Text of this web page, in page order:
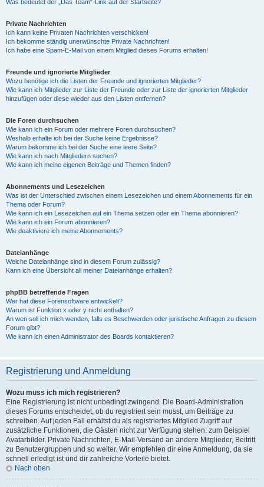
Was bedeutet der „Das Team“-Link auf der Startseite?
Private Nachrichten
Ich kann keine Privaten Nachrichten verschicken!
Ich bekomme ständig unerwünschte Private Nachrichten!
Ich habe eine Spam-E-Mail von einem Mitglied dieses Forums erhalten!
Freunde und ignorierte Mitglieder
Wozu benötige ich die Listen der Freunde und ignorierten Mitglieder?
Wie kann ich Mitglieder zur Liste der Freunde oder zur Liste der ignorierten Mitglieder
hinzufügen oder diese wieder aus den Listen entfernen?
Die Foren durchsuchen
Wie kann ich ein Forum oder mehrere Foren durchsuchen?
Weshalb erhalte ich bei der Suche keine Ergebnisse?
Warum bekomme ich bei der Suche eine leere Seite?
Wie kann ich nach Mitgliedern suchen?
Wie kann ich meine eigenen Beiträge und Themen finden?
Abonnements und Lesezeichen
Was ist der Unterschied zwischen einem Lesezeichen und einem Abonnements für ein
Thema oder Forum?
Wie kann ich ein Lesezeichen auf ein Thema setzen oder ein Thema abonnieren?
Wie kann ich ein Forum abonnieren?
Wie deaktiviere ich meine Abonnements?
Dateianhänge
Welche Dateianhänge sind in diesem Forum zulässig?
Kann ich eine Übersicht all meiner Dateianhänge erhalten?
phpBB betreffende Fragen
Wer hat diese Forensoftware entwickelt?
Warum ist Funktion x oder y nicht enthalten?
An wen soll ich mich wenden, falls es Beschwerden oder juristische Anfragen zu diesem
Forum gibt?
Wie kann ich einen Administrator des Boards kontaktieren?
Registrierung und Anmeldung
Wozu muss ich mich registrieren?
Eine Registrierung ist nicht unbedingt zwingend. Die Board-Administration
dieses Forums entscheidet, ob du registriert sein musst, um Beiträge zu
schreiben. Auf jeden Fall erhältst du als registriertes Mitglied Zugriff auf
zusätzliche Funktionen, die Gästen nicht zur Verfügung stehen: zum Beispiel
Avatarbilder, Private Nachrichten, E-Mail-Versand an andere Mitglieder, Beitritt
zu Benutzergruppen und so weiter. Wir empfehlen dir eine Anmeldung, da sie
schnell erledigt ist und dir zahlreiche Vorteile bietet.
Nach oben